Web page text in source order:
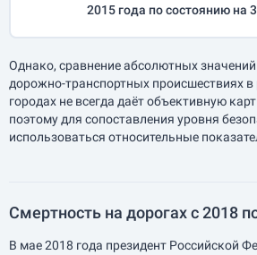
2015 года по состоянию на
Однако, сравнение абсолютных
дорожно-транспортных происшествиях в
городах не всегда даёт объективную
поэтому для сопоставления уровня
использоваться относительные
Смертность на дорогах с 2018
В мае 2018 года президент Российской